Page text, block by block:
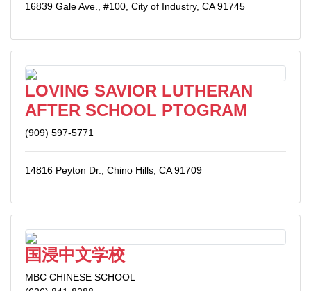
16839 Gale Ave., #100, City of Industry, CA 91745
LOVING SAVIOR LUTHERAN
AFTER SCHOOL PTOGRAM
(909) 597-5771
14816 Peyton Dr., Chino Hills, CA 91709
国浸中文学校
MBC CHINESE SCHOOL